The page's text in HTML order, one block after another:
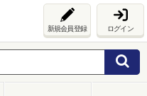
新規会員登録 ログイン